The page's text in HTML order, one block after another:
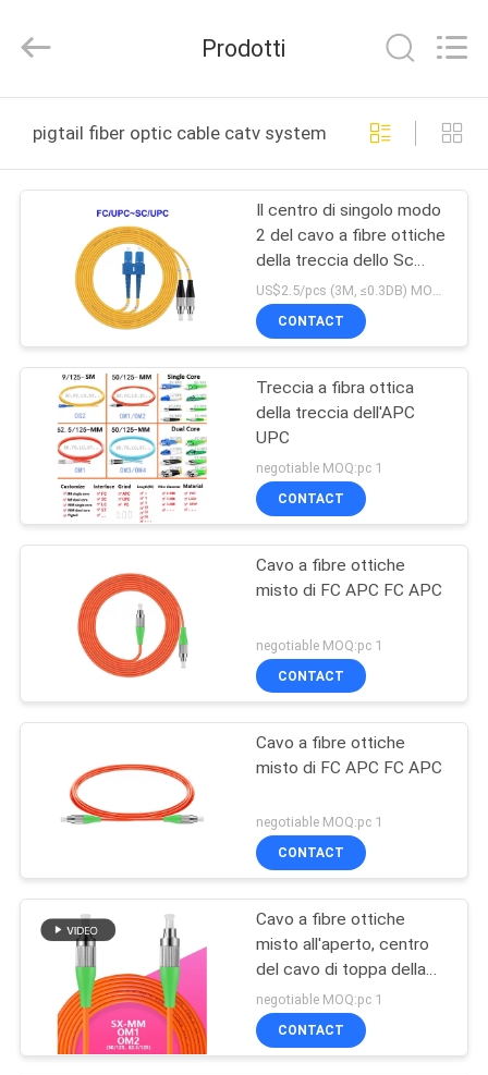
PRODOTTI
CIRCA
GIRO
DELLA
FABBRICA
CONTROLLO
DI
QUALITÀ
MAPPA
SITO
PRIVACY
POLICY
WanyYi Telecom Tech Co.,Limited.
Prodotti
pigtail fiber optic cable catv system produzione online
Il centro di singolo modo
2 del cavo a fibre ottiche
della treccia dello Sc
UPC di FC UPC per il
sistema di CATV
US$2.5/pcs (3M, ≤0.3DB) MOQ:pc 1
CONTACT
Treccia a fibra ottica
della treccia dell'APC
UPC
negotiable MOQ:pc 1
CONTACT
Cavo a fibre ottiche
misto di FC APC FC APC
negotiable MOQ:pc 1
CONTACT
Cavo a fibre ottiche
misto di FC APC FC APC
negotiable MOQ:pc 1
CONTACT
Cavo a fibre ottiche
misto all'aperto, centro
del cavo di toppa della
fibra di FC APC FC APC
OM1 OM2 il singolo
negotiable MOQ:pc 1
CONTACT